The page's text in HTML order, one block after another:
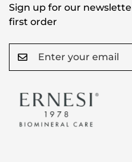
Sign up for our
first order